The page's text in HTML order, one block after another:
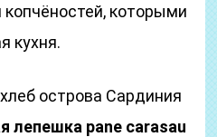
копчёностей, которыми
кухня.
острова Сардиния
лепешка pane carasau